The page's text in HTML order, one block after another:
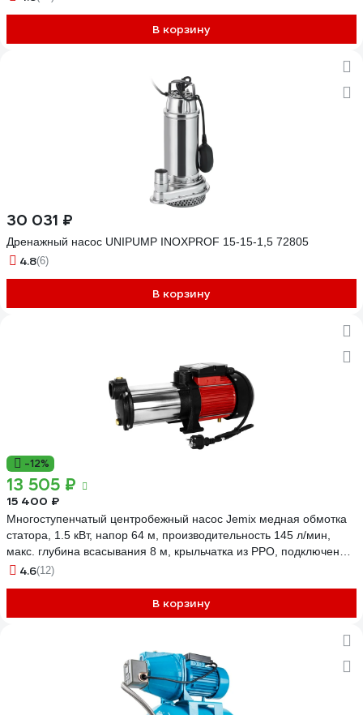
В корзину
30 031 ₽
Дренажный насос UNIPUMP INOXPROF 15-15-1,5 72805
4.8(6)
В корзину
-12%
13 505 ₽
15 400 ₽
Многоступенчатый центробежный насос Jemix медная обмотка
статора, 1.5 кВт, напор 64 м, производительность 145 л/мин,
макс. глубина всасывания 8 м, крыльчатка из РРО, подключение
1,25" ГМН145-64
4.6(12)
В корзину